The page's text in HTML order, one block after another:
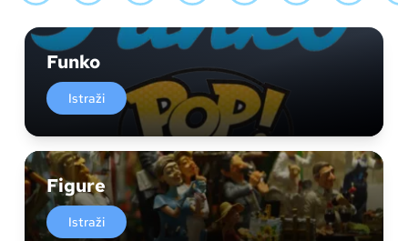
Funko
Istraži
Figure
Istraži